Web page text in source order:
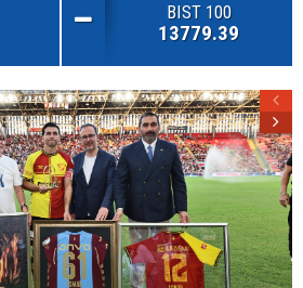
BIST 100
13779.39